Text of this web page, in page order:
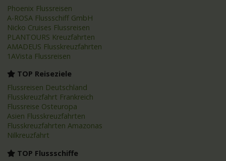
Phoenix Flussreisen
A-ROSA Flussschiff GmbH
Nicko Cruises Flussreisen
PLANTOURS Kreuzfahrten
AMADEUS Flusskreuzfahrten
1AVista Flussreisen
TOP Reiseziele
Flussreisen Deutschland
Flusskreuzfahrt Frankreich
Flussreise Osteuropa
Asien Flusskreuzfahrten
Flusskreuzfahrten Amazonas
Nilkreuzfahrt
TOP Flussschiffe